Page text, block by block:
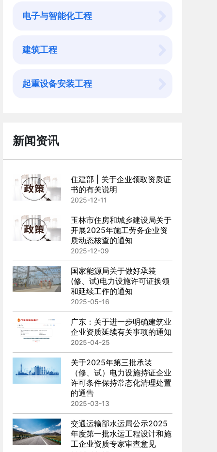
电子与智能化工程
建筑工程
起重设备安装工程
新闻资讯
住建部 | 关于企业领取资质证
书的有关说明
2025-12-11
玉林市住房和城乡建设局关于
开展2025年施工劳务企业资
质动态核查的通知
2025-12-09
国家能源局关于做好承装
(修、试)电力设施许可证换领
和延续工作的通知
2025-05-16
广东：关于进一步明确建筑业
企业资质延续有关事项的通知
2025-04-25
关于2025年第三批承装
（修、试）电力设施持证企业
许可条件保持常态化清理处置
的通告
2025-03-13
交通运输部水运局公示2025
年度第一批水运工程设计和施
工企业资质专家审查意见